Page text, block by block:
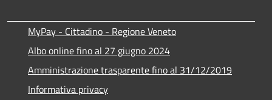
MyPay - Cittadino - Regione Veneto
Albo online fino al 27 giugno 2024
Amministrazione trasparente fino al 31/12/2019
Informativa privacy